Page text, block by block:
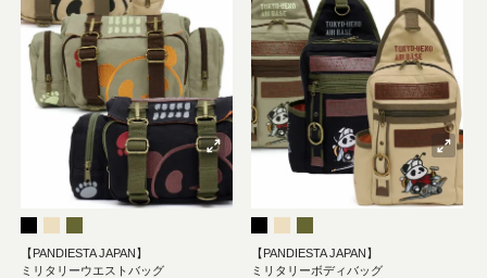
【PANDIESTA JAPAN】
ミリタリーウエストバッグ
【PANDIESTA JAPAN】
ミリタリーボディバッグ